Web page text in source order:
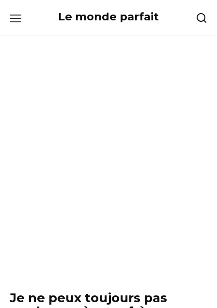
Le monde parfait
Je ne peux toujours pas